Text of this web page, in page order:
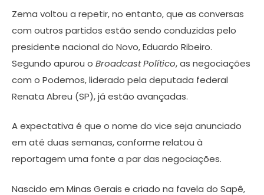
Zema voltou a repetir, no entanto, que as conversas
com outros partidos estão sendo conduzidas pelo
presidente nacional do Novo, Eduardo Ribeiro.
Segundo apurou o Broadcast Político, as negociações
com o Podemos, liderado pela deputada federal
Renata Abreu (SP), já estão avançadas.
A expectativa é que o nome do vice seja anunciado
em até duas semanas, conforme relatou à
reportagem uma fonte a par das negociações.
Nascido em Minas Gerais e criado na favela do Sapê,